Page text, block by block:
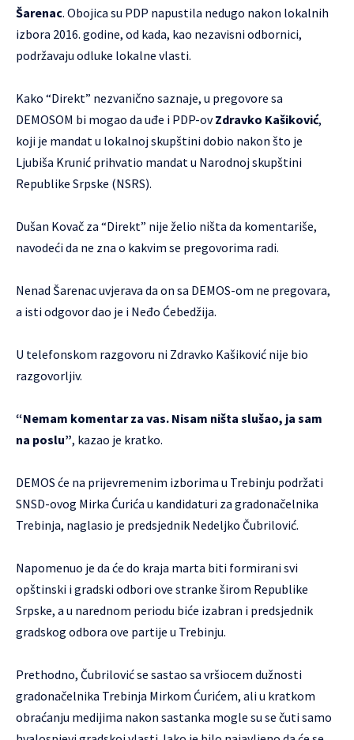
Šarenac. Obojica su PDP napustila nedugo nakon lokalnih
izbora 2016. godine, od kada, kao nezavisni odbornici,
podržavaju odluke lokalne vlasti.
Kako “Direkt” nezvanično saznaje, u pregovore sa
DEMOSOM bi mogao da uđe i PDP-ovZdravko Kašiković,
koji je mandat u lokalnoj skupštini dobio nakon što je
Ljubiša Krunić prihvatio mandat u Narodnoj skupštini
Republike Srpske (NSRS).
Dušan Kovač za “Direkt” nije želio ništa da komentariše,
navodeći da ne zna o kakvim se pregovorima radi.
Nenad Šarenac uvjerava da on sa DEMOS-om ne pregovara,
a isti odgovor dao je i Neđo Ćebedžija.
U telefonskom razgovoru ni Zdravko Kašiković nije bio
razgovorljiv.
“Nemam komentar za vas. Nisam ništa slušao, ja sam
na poslu”, kazao je kratko.
DEMOS će na prijevremenim izborima u Trebinju podržati
SNSD-ovog Mirka Ćurića u kandidaturi za gradonačelnika
Trebinja, naglasio je predsjednik Nedeljko Čubrilović.
Napomenuo je da će do kraja marta biti formirani svi
opštinski i gradski odbori ove stranke širom Republike
Srpske, a u narednom periodu biće izabran i predsjednik
gradskog odbora ove partije u Trebinju.
Prethodno, Čubrilović se sastao sa vršiocem dužnosti
gradonačelnika Trebinja Mirkom Ćurićem, ali u kratkom
obraćanju medijima nakon sastanka mogle su se čuti samo